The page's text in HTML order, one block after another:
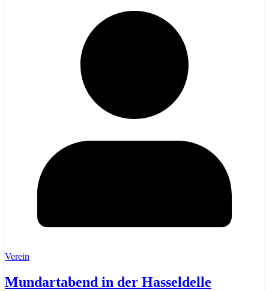
Verein
Mundartabend in der Hasseldelle